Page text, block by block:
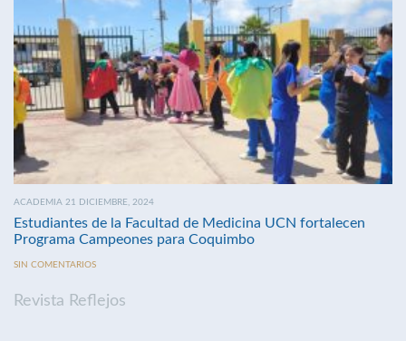
ACADEMIA 21 DICIEMBRE, 2024
Estudiantes de la Facultad de Medicina UCN fortalecen
Programa Campeones para Coquimbo
SIN COMENTARIOS
Revista Reflejos